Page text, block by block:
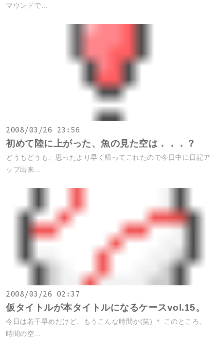
マウンドで...
2008/03/26 23:56
初めて陸に上がった、魚の見た空は．．．？
どうもどうも、思ったより早く帰ってこれたので今日中に日記ア
ップ出来...
2008/03/26 02:37
仮タイトルが本タイトルになるケースvol.15。
今日は若干早めだけど、もうこんな時間か(笑) ＊ このところ、
時間の空...